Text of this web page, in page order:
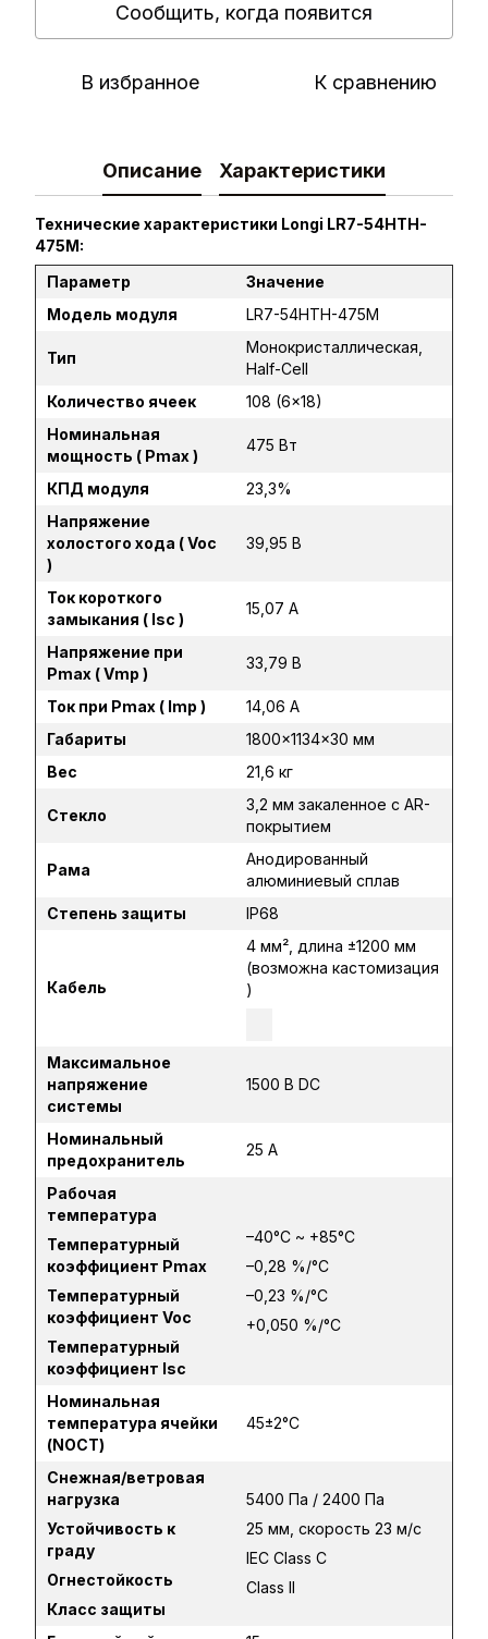
Сообщить, когда появится
В избранное К сравнению
Описание Характеристики
Технические характеристики Longi LR7-54HTH-
475M:
Параметр
Значение
Модель модуля
LR7-54HTH-475M
Тип
Монокристаллическая,
Half-Cell
Количество ячеек
108 (6×18)
Номинальная
мощность ( Pmax )
475 Вт
КПД модуля
23,3%
Напряжение
холостого хода ( Voc
)
39,95 В
Ток короткого
замыкания ( Isc )
15,07 А
Напряжение при
Pmax ( Vmp )
33,79 В
Ток при Pmax ( Imp )
14,06 А
Габариты
1800×1134×30 мм
Вес
21,6 кг
Стекло
3,2 мм закаленное с AR-
покрытием
Рама
Анодированный
алюминиевый сплав
Степень защиты
IP68
Кабель
4 мм², длина ±1200 мм
(возможна кастомизация
)
Максимальное
напряжение
системы
1500 В DC
Номинальный
предохранитель
25 А
Рабочая
температура
Температурный
коэффициент Pmax
Температурный
коэффициент Voc
Температурный
коэффициент Isc
–40°C ~ +85°C
–0,28 %/°C
–0,23 %/°C
+0,050 %/°C
Номинальная
температура ячейки
(NOCT)
45±2°C
Снежная/ветровая
нагрузка
Устойчивость к
граду
Огнестойкость
Класс защиты
5400 Па / 2400 Па
25 мм, скорость 23 м/с
IEC Class C
Class II